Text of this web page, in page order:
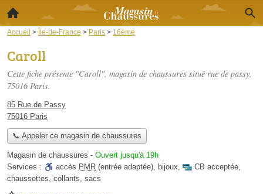
Accueil > Île-de-France > Paris > 16ème
Caroll
Cette fiche présente "Caroll", magasin de chaussures situé rue de passy,
75016 Paris.
85 Rue de Passy
75016 Paris
📞 Appeler ce magasin de chaussures
Magasin de chaussures - Ouvert jusqu'à 19h
Services :
accès PMR (entrée adaptée), bijoux, CB acceptée,
chaussettes, collants, sacs